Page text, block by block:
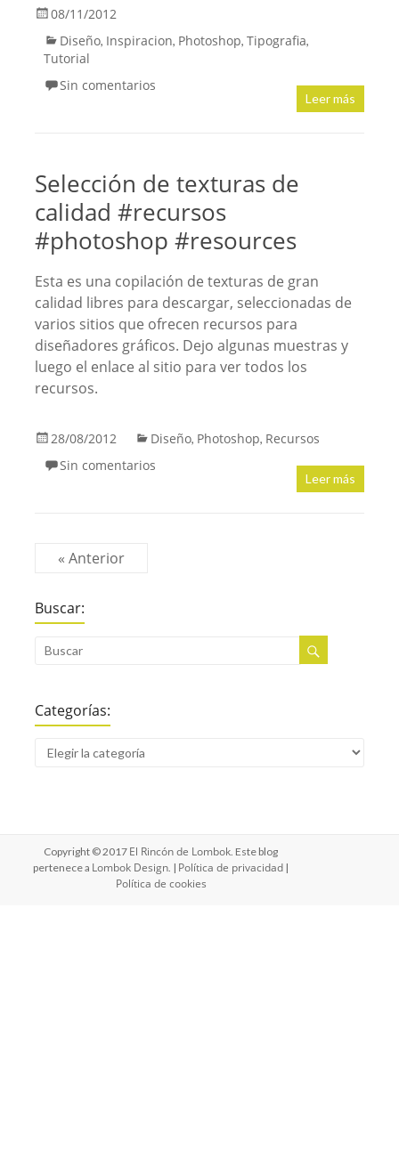
08/11/2012
Diseño, Inspiracion, Photoshop, Tipografia,
Tutorial
Sin comentarios
Leer más
Selección de texturas de
calidad #recursos
#photoshop #resources
Esta es una copilación de texturas de gran
calidad libres para descargar, seleccionadas de
varios sitios que ofrecen recursos para
diseñadores gráficos. Dejo algunas muestras y
luego el enlace al sitio para ver todos los
recursos.
28/08/2012 Diseño, Photoshop, Recursos
Sin comentarios
Leer más
« Anterior
Buscar:
Categorías:
Copyright © 2017 El Rincón de Lombok . Este blog
pertenece a Lombok Design . | Política de privacidad |
Política de cookies